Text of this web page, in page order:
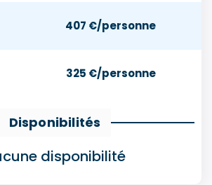
407 €/personne
325 €/personne
Disponibilités
disponibilité